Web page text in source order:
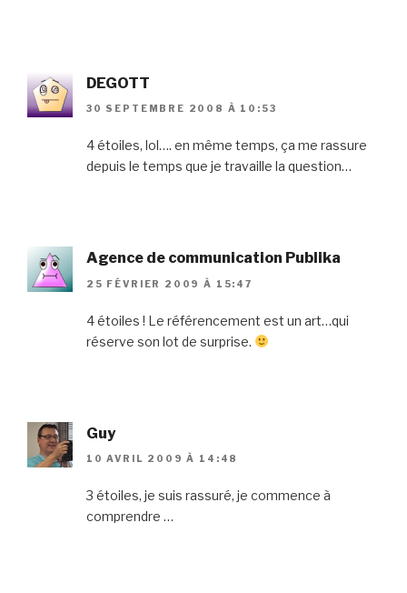
DEGOTT
30 SEPTEMBRE 2008 À 10:53
4 étoiles, lol…. en même temps, ça me rassure
depuis le temps que je travaille la question…
Agence de communication Publika
25 FÉVRIER 2009 À 15:47
4 étoiles ! Le référencement est un art…qui
réserve son lot de surprise.
Guy
10 AVRIL 2009 À 14:48
3 étoiles, je suis rassuré, je commence à
comprendre …